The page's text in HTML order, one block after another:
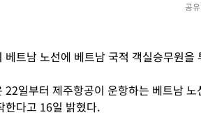
공
베트남 노선에 베트남 국적 객실승무원을
22일부터 제주항공이 운항하는 베트남
한다고 16일 밝혔다.